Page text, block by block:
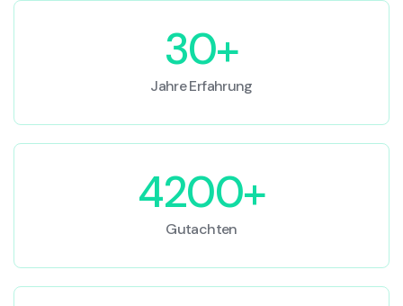
30+
Jahre Erfahrung
4200+
Gutachten